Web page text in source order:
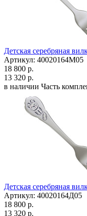
Детская серебряная
Артикул: 40020164М05
18 800 р.
13 320 р.
в наличии Часть
Детская серебряная
Артикул: 40020164Д05
18 800 р.
13 320 р.